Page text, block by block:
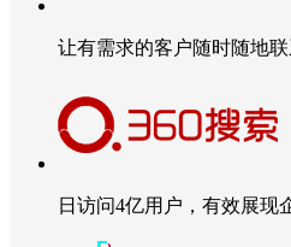
让有需求的客户随时随地
日访问4亿用户，有效展现